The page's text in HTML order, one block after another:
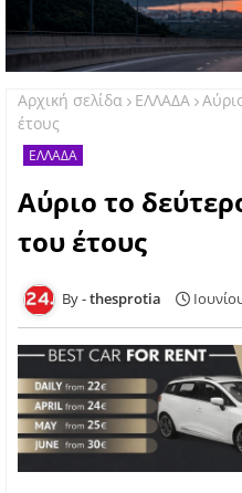
Αρχική σελίδα ΕΛΛΑΔΑ
έτους
ΕΛΛΑΔΑ
Αύριο το
του έτους
thesprotia